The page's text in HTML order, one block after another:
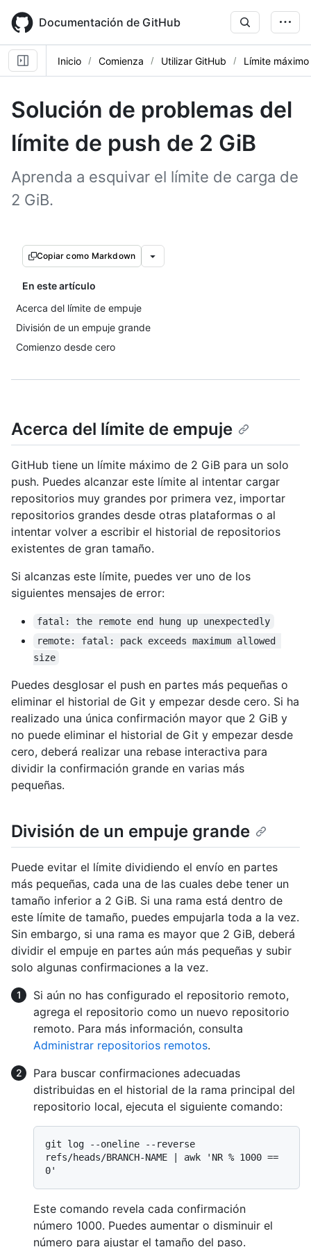
main
content
Documentación de GitHub
Inicio Comienza Utilizar GitHub Límite
Solución de problemas del
límite de push de 2 GiB
Aprenda a esquivar el límite de carga de
2 GiB.
Copiar como Markdown
En este artículo
Acerca del límite de empuje
División de un empuje grande
Comienzo desde cero
Acerca del límite de empuje
GitHub tiene un límite máximo de 2 GiB para un solo
push. Puedes alcanzar este límite al intentar cargar
repositorios muy grandes por primera vez, importar
repositorios grandes desde otras plataformas o al
intentar volver a escribir el historial de repositorios
existentes de gran tamaño.
Si alcanzas este límite, puedes ver uno de los
siguientes mensajes de error:
fatal: the remote end hung up unexpectedly
remote: fatal: pack exceeds maximum allowed
size
Puedes desglosar el push en partes más pequeñas o
eliminar el historial de Git y empezar desde cero. Si ha
realizado una única confirmación mayor que 2 GiB y
no puede eliminar el historial de Git y empezar desde
cero, deberá realizar una rebase interactiva para
dividir la confirmación grande en varias más
pequeñas.
División de un empuje grande
Puede evitar el límite dividiendo el envío en partes
más pequeñas, cada una de las cuales debe tener un
tamaño inferior a 2 GiB. Si una rama está dentro de
este límite de tamaño, puedes empujarla toda a la vez.
Sin embargo, si una rama es mayor que 2 GiB, deberá
dividir el empuje en partes aún más pequeñas y subir
solo algunas confirmaciones a la vez.
Si aún no has configurado el repositorio remoto,
agrega el repositorio como un nuevo repositorio
remoto. Para más información, consulta
Administrar repositorios remotos.
Para buscar confirmaciones adecuadas
distribuidas en el historial de la rama principal del
repositorio local, ejecuta el siguiente comando:
git log --oneline --reverse
refs/heads/BRANCH-NAME | awk 'NR % 1000 ==
Este comando revela cada confirmación
número 1000. Puedes aumentar o disminuir el
número para ajustar el tamaño del paso.